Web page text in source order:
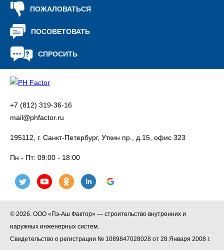
ПОЖАЛОВАТЬСЯ
ПОСОВЕТОВАТЬ
СПРОСИТЬ
+7 (812) 319-36-16
mail@phfactor.ru
195112, г. Санкт-Петербург, Уткин пр., д.15, офис 323
Пн - Пт: 09:00 - 18:00
© 2026. ООО «Пэ-Аш Фактор» — строительство внутренних и
наружных инженерных систем.
Свидетельство о регистрации № 1089847028028 от 28 Января 2008 г.